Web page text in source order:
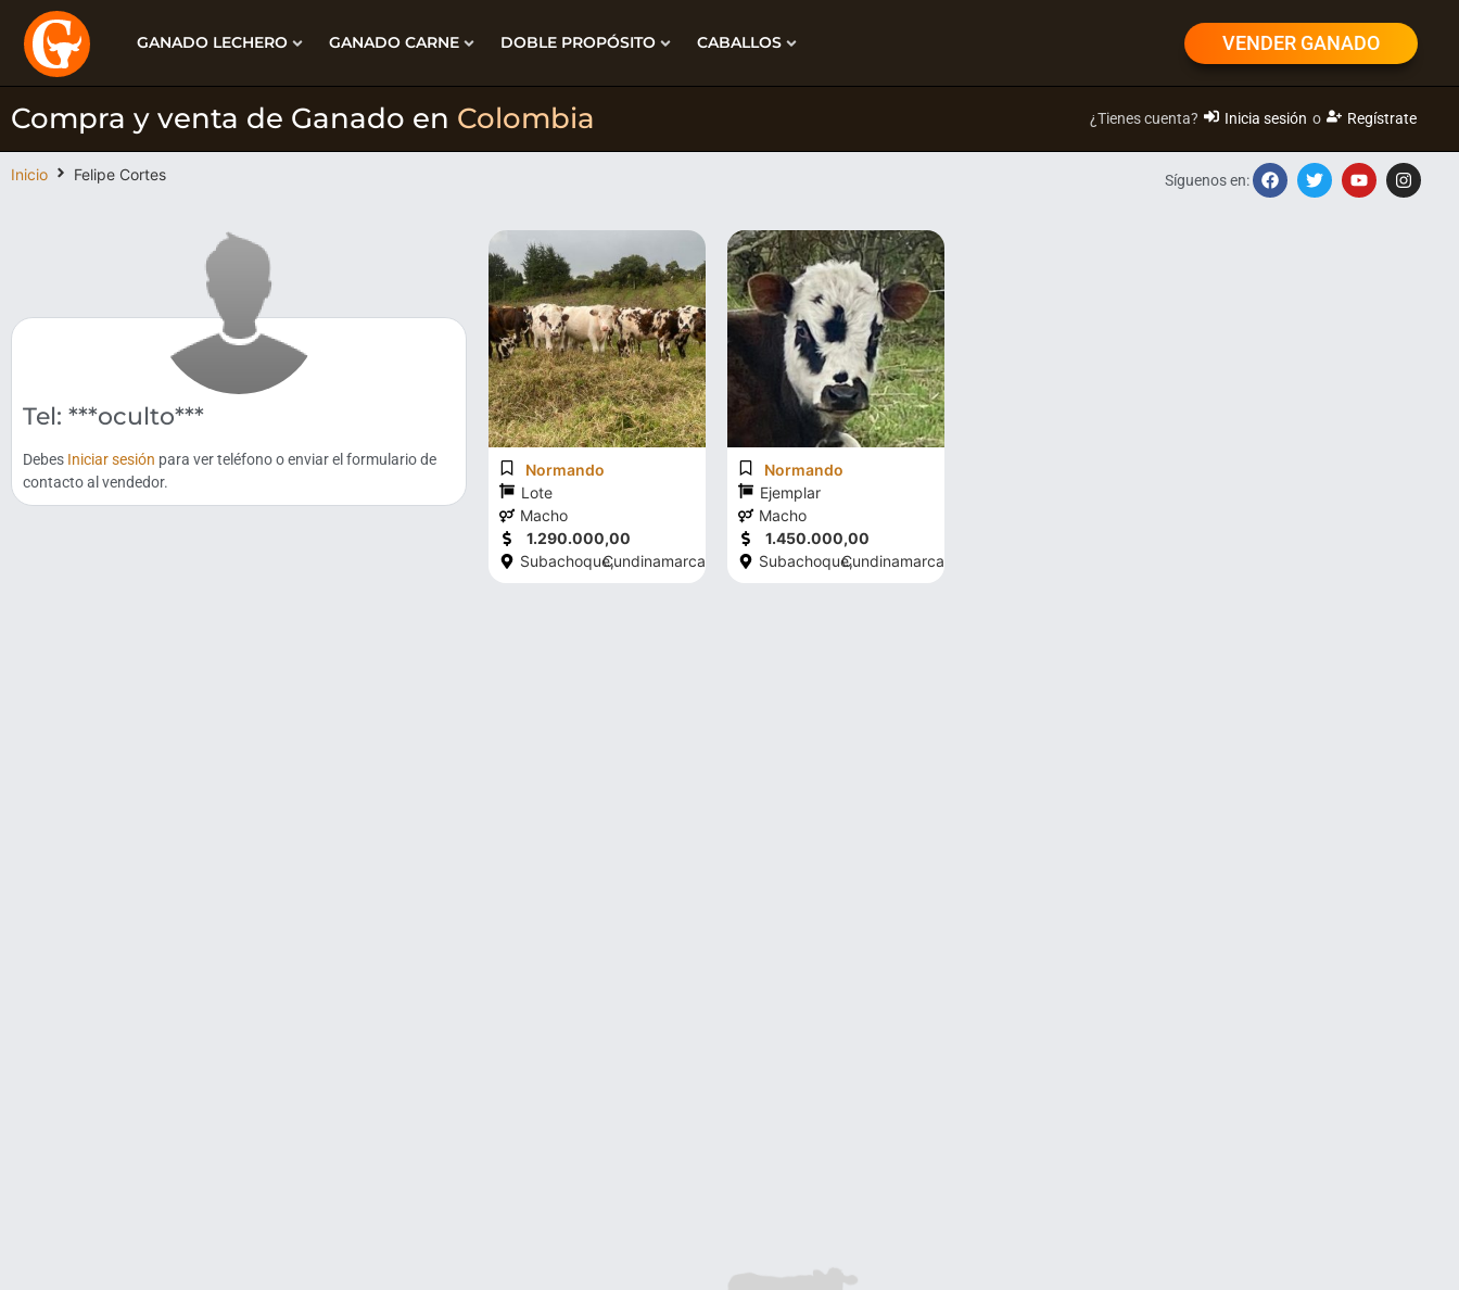
GANADO LECHERO GANADO CARNE DOBLE PROPÓSITO CABALLOS VENDER GANADO
Compra y venta de Ganado en Colombia ¿Tienes cuenta? Inicia sesión o Regístrate
Inicio Felipe Cortes Síguenos en:
Tel: ***oculto***
Debes Iniciar sesión para ver teléfono o enviar el formulario de
contacto al vendedor.
Normando
Lote
Macho
1.290.000,00
Subachoque,Cundinamarca
Normando
Ejemplar
Macho
1.450.000,00
Subachoque,Cundinamarca